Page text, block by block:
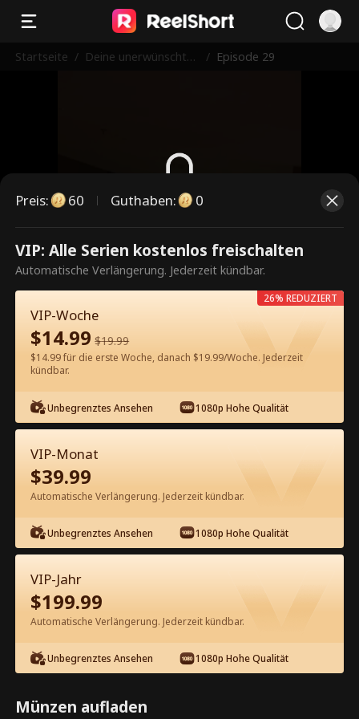
Startseite / Deine unerwünschte
/ Episode 29
Dies ist eine kostenpflichtige
Episode. Bitte entsperren, um
weiterzusehen.
60Jetzt entsperren
Kostenlos in der App ansehen
Episode 29 - Deine unerwünschte
Mutter ist mein Schatz Kompletter
Film
1-50 51-69
29 30 32 33
Preis: 60 Guthaben: 0
VIP: Alle Serien kostenlos freischalten
Automatische Verlängerung. Jederzeit kündbar.
VIP-Woche
$14.99 $19.99
$14.99 für die erste Woche, danach $19.99/Woche. Jederzeit
kündbar.
Unbegrenztes Ansehen 1080p Hohe Qualität
26% REDUZIERT
VIP-Monat
$39.99
Automatische Verlängerung. Jederzeit kündbar.
Unbegrenztes Ansehen 1080p Hohe Qualität
VIP-Jahr
$199.99
Automatische Verlängerung. Jederzeit kündbar.
Unbegrenztes Ansehen 1080p Hohe Qualität
Münzen aufladen